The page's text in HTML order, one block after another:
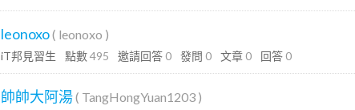
leonoxo( leonoxo )
iT邦見習生 點數495 邀請回答 0 發問 0 文章 0 回答 0
帥帥大阿湯( TangHongYuan1203 )